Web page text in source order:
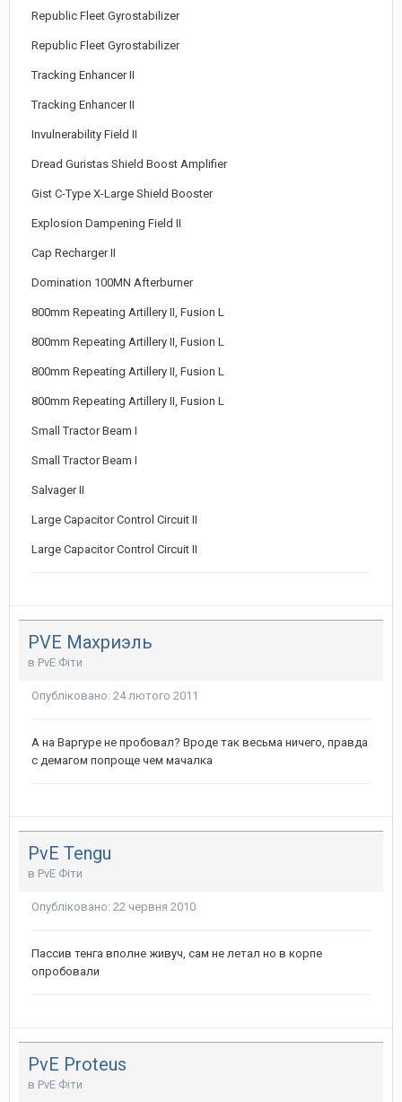
Republic Fleet Gyrostabilizer
Republic Fleet Gyrostabilizer
Tracking Enhancer II
Tracking Enhancer II
Invulnerability Field II
Dread Guristas Shield Boost Amplifier
Gist C-Type X-Large Shield Booster
Explosion Dampening Field II
Cap Recharger II
Domination 100MN Afterburner
800mm Repeating Artillery II, Fusion L
800mm Repeating Artillery II, Fusion L
800mm Repeating Artillery II, Fusion L
800mm Repeating Artillery II, Fusion L
Small Tractor Beam I
Small Tractor Beam I
Salvager II
Large Capacitor Control Circuit II
Large Capacitor Control Circuit II
PVE Махриэль
в PvE Фіти
Опубліковано: 24 лютого 2011
А на Варгуре не пробовал? Вроде так весьма ничего, правда
с демагом попроще чем мачалка
PvE Tengu
в PvE Фіти
Опубліковано: 22 червня 2010
Пассив тенга вполне живуч, сам не летал но в корпе
опробовали
PvE Proteus
в PvE Фіти